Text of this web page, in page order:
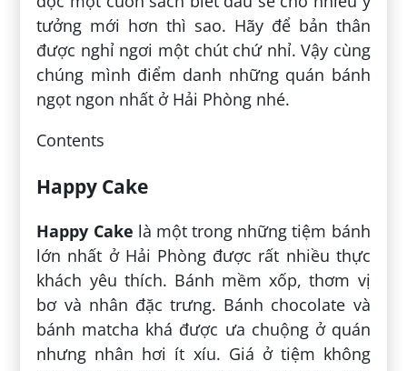
tưởng mới hơn thì sao. Hãy để bản thân
được nghỉ ngơi một chút chứ nhỉ. Vậy cùng
chúng mình điểm danh những quán bánh
ngọt ngon nhất ở Hải Phòng nhé.
Contents
Happy Cake
Happy Cake là một trong những tiệm bánh
lớn nhất ở Hải Phòng được rất nhiều thực
khách yêu thích. Bánh mềm xốp, thơm vị
bơ và nhân đặc trưng. Bánh chocolate và
bánh matcha khá được ưa chuộng ở quán
nhưng nhân hơi ít xíu. Giá ở tiệm không